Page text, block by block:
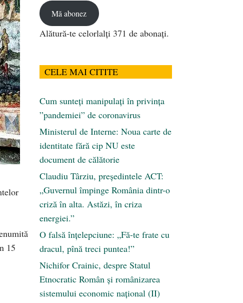
15
Mă abonez
Alătură-te celorlalți 371 de abonați.
CELE MAI CITITE
Cum sunteți manipulați în privința
”pandemiei” de coronavirus
Ministerul de Interne: Noua carte de
identitate fără cip NU este
document de călătorie
Claudiu Târziu, președintele ACT:
„Guvernul împinge România dintr-o
criză în alta. Astăzi, în criza
energiei.”
O falsă înțelepciune: „Fă-te frate cu
dracul, pînă treci puntea!”
Nichifor Crainic, despre Statul
Etnocratic Român şi românizarea
sistemului economic naţional (II)